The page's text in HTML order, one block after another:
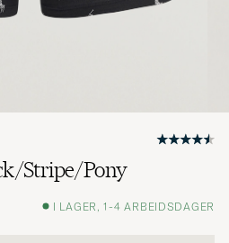
Stripe/Pony
I LAGER, 1-4 ARBEIDSDAGER